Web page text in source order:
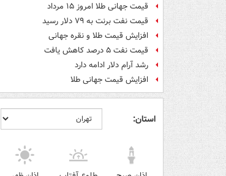
قیمت جهانی طلا امروز ۱۵ مرداد
قیمت نفت برنت به ۷۹ دلار رسید
افزایش قیمت طلا و نقره جهانی
قیمت نفت ۵ درصد کاهش یافت
رشد آرام دلار ادامه دارد
افزایش قیمت جهانی طلا
استان: